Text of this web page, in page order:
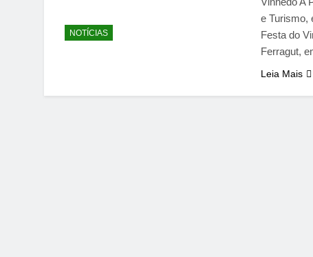
NOTÍCIAS
e Turismo,
Festa do
Ferragut,
Leia Mais